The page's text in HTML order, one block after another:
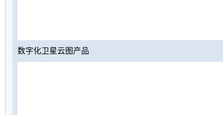
数字化卫星云图产品